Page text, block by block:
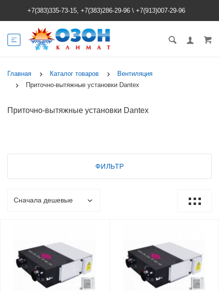
+7(383)335-73-15, +7(383)286-29-96 \ +7(913)007-29-96
Главная Каталог товаров
Вентиляция
Приточно-вытяжные установки Dantex
Приточно-вытяжные установки Dantex
ФИЛЬТР